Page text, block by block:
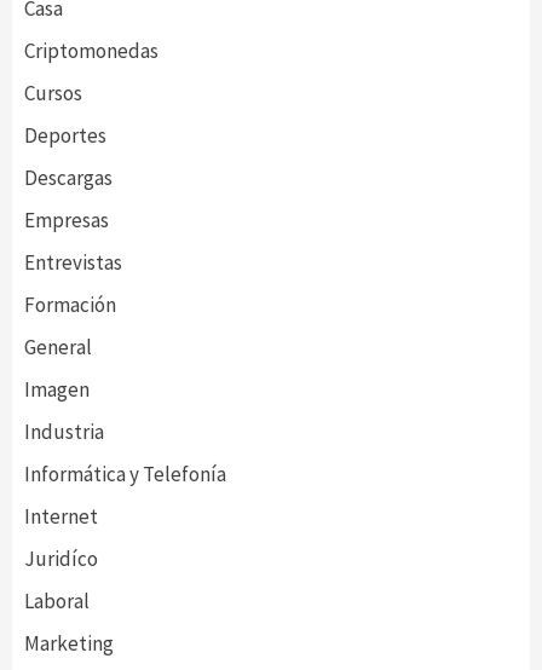
Casa
Criptomonedas
Cursos
Deportes
Descargas
Empresas
Entrevistas
Formación
General
Imagen
Industria
Informática y Telefonía
Internet
Juridíco
Laboral
Marketing